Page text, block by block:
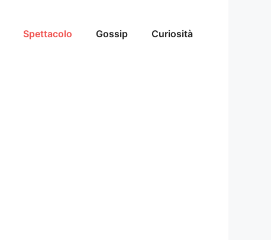
Spettacolo Gossip Curiosità